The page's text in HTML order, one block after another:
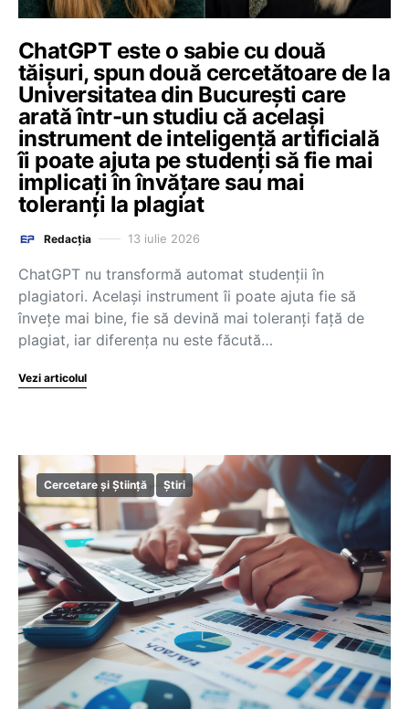
ChatGPT este o sabie cu două
tăișuri, spun două cercetătoare de la
Universitatea din București care
arată într-un studiu că același
instrument de inteligență artificială
îi poate ajuta pe studenți să fie mai
implicați în învățare sau mai
toleranți la plagiat
Redacția 13 iulie 2026
ChatGPT nu transformă automat studenții în
plagiatori. Același instrument îi poate ajuta fie să
învețe mai bine, fie să devină mai toleranți față de
plagiat, iar diferența nu este făcută…
Vezi articolul
Cercetare și Știință Știri